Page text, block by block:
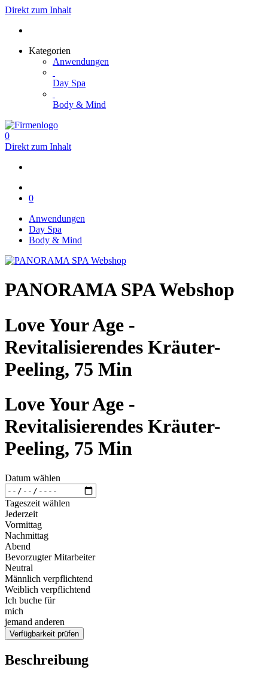
Direkt zum Inhalt
Kategorien
Anwendungen
Day Spa
Body & Mind
0
Direkt zum Inhalt
0
Anwendungen
Day Spa
Body & Mind
PANORAMA SPA Webshop
Love Your Age -
Revitalisierendes Kräuter-
Peeling, 75 Min
Love Your Age -
Revitalisierendes Kräuter-
Peeling, 75 Min
Datum wählen
Tageszeit wählen
Jederzeit
Vormittag
Nachmittag
Abend
Bevorzugter Mitarbeiter
Neutral
Männlich verpflichtend
Weiblich verpflichtend
Ich buche für
mich
jemand anderen
Verfügbarkeit prüfen
Beschreibung